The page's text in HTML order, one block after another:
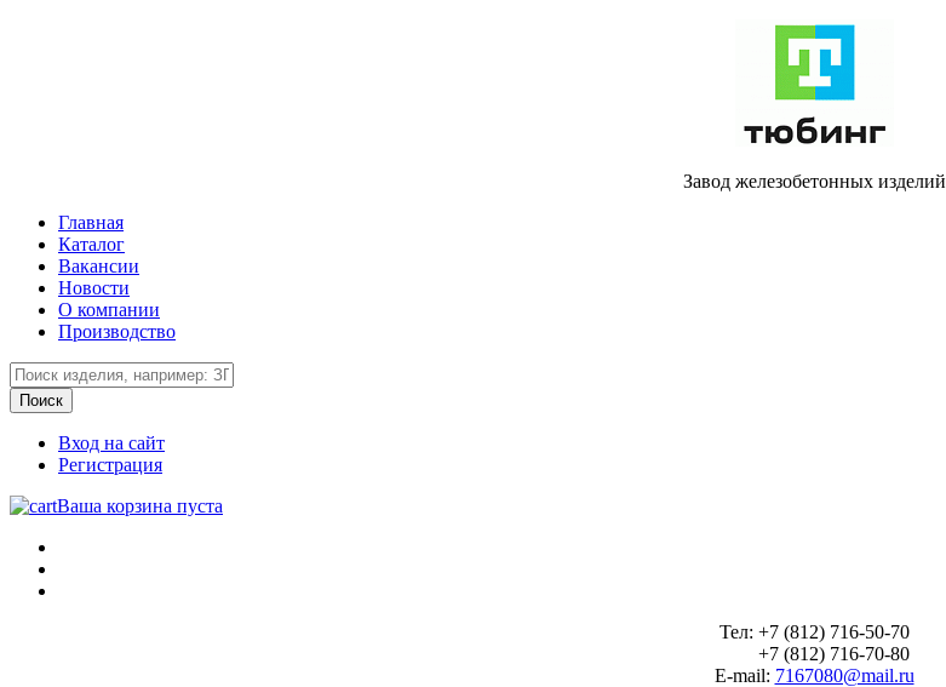
Завод железобетонных изделий
Главная
Каталог
Вакансии
Новости
О компании
Производство
Вход на сайт
Регистрация
Ваша корзина пуста
Тел: +7 (812) 716-50-70
+7 (812) 716-70-80
E-mail: 7167080@mail.ru